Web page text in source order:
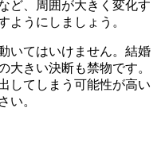
ど、周囲が大きく変化す
ようにしましょう。
いてはいけません。結婚
大きい決断も禁物です。
してしまう可能性が高い
い。